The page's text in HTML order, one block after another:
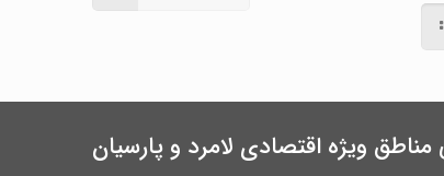
ویژه اقتصادی لامرد و پارسیان